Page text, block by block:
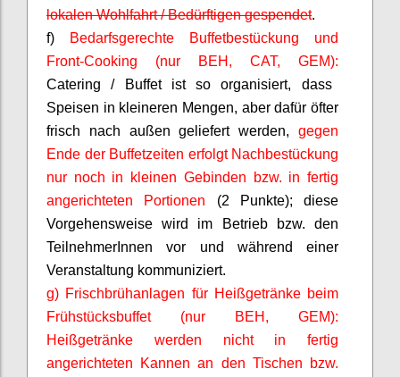
lokalen Wohlfahrt / Bedürftigen gespendet.
f)
Bedarfsgerechte Buffetbestückung und
Front-Cooking (nur BEH, CAT, GEM):
Catering / Buffet ist so organisiert, dass
Speisen in kleineren Mengen, aber dafür öfter
frisch nach außen geliefert werden, gegen
Ende der Buffetzeiten erfolgt Nachbestückung
nur noch in kleinen Gebinden bzw. in fertig
angerichteten Portionen (2 Punkte); diese
Vorgehensweise wird im Betrieb bzw. den
TeilnehmerInnen vor und während einer
Veranstaltung kommuniziert.
g) Frischbrühanlagen für Heißgetränke beim
Frühstücksbuffet (nur BEH, GEM):
Heißgetränke werden nicht in fertig
angerichteten Kannen an den Tischen bzw.